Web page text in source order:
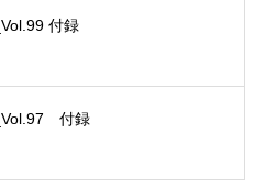
付録
付録